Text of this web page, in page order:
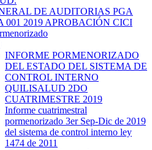
DE AUDITORIAS PGA
001 2019 APROBACIÓN CICI
INFORME PORMENORIZADO
DEL ESTADO DEL SISTEMA DE
CONTROL INTERNO
QUILISALUD 2DO
CUATRIMESTRE 2019
Informe cuatrimestral
pormenorizado 3er Sep-Dic de 2019
del sistema de control interno ley
1474 de 2011